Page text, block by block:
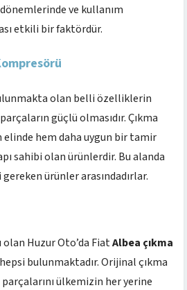
ve kullanım
etkili bir faktördür.
olan belli özelliklerin
güçlü olmasıdır. Çıkma
hem daha uygun bir tamir
sahibi olan ürünlerdir. Bu alanda
ürünler arasındadırlar.
Huzur Oto’da FiatAlbea çıkma
bulunmaktadır. Orijinal çıkma
ülkemizin her yerine